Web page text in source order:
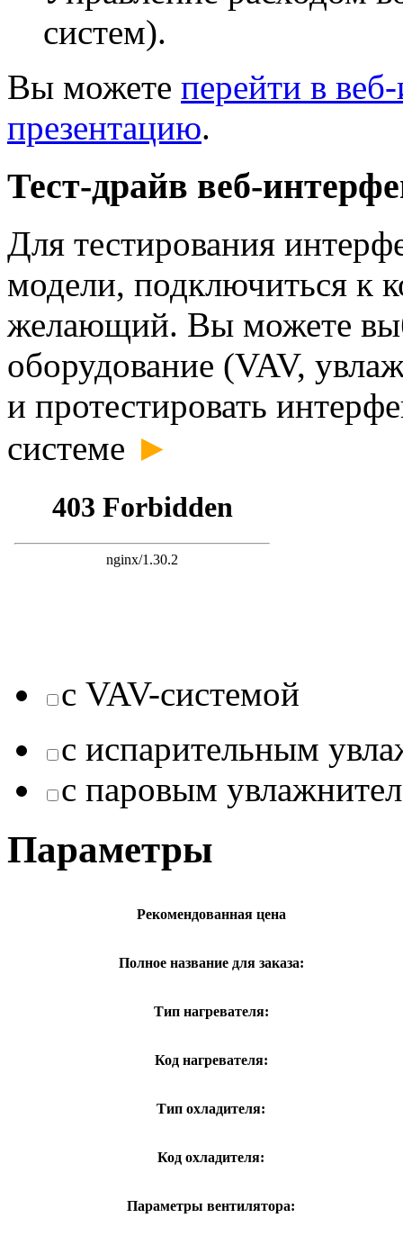
систем).
Вы можете перейти в
презентацию.
Тест-драйв веб-
Для тестирования
модели, подключиться к
желающий. Вы можете
оборудование (VAV,
и протестировать
системе ►
с VAV-системой
с испарительным
с паровым
Параметры
Рекомендованная цена
Полное название для заказа:
Тип нагревателя:
Код нагревателя:
Тип охладителя:
Код охладителя:
Параметры вентилятора: